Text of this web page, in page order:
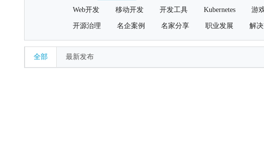
Web开发 移动开发 开发工具 Kubernetes 游
开源治理 名企案例 名家分享 职业发展 解
全部 最新发布